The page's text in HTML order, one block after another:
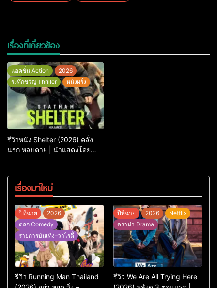
เรื่องที่เกี่ยวข้อง
แอคชั่น Action
2026
ระทึกขวัญ Thriller
หนังฝรั่ง
รีวิวหนัง Shelter (2026) คลั่ง
นรก หลบตาย | นำแสดงโดย
เรื่องมาใหม่
ปีที่ฉาย
2026
ตลก Comedy
รายการบันเทิง–วาไรตี้
รีวิว Running Man Thailand
ปีที่ฉาย 2026
Netflix
ดราม่า Drama
รีวิว We Are All Trying Here